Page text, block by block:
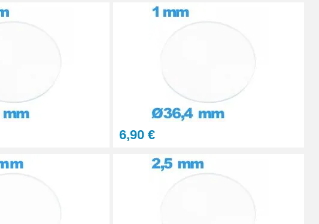
Ajouter au panier
6,90 €